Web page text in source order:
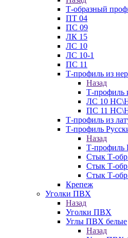
Т-образный
ПТ 04
ПС 09
ЛК 15
ЛС 10
ЛС 10-1
ПС 11
Т-профиль из
Назад
Т-профиль
ЛС 10
ПС 11
Т-профиль из
Т-профиль
Назад
Т-профиль
Стык Т-
Стык Т-
Стык Т-
Крепеж
Уголки ПВХ
Назад
Уголки ПВХ
Углы ПВХ белые
Назад